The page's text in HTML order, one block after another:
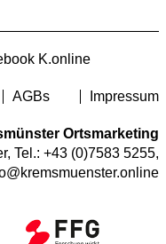
K.online
AGBs Impressum
Ortsmarketing
Tel.: +43 (0)7583 5255,